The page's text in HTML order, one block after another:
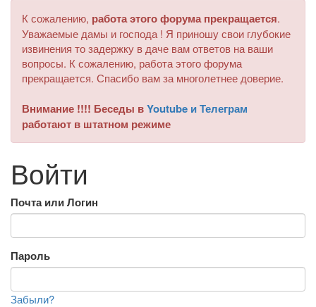
К сожалению, работа этого форума прекращается.
Уважаемые дамы и господа ! Я приношу свои глубокие
извинения то задержку в даче вам ответов на ваши
вопросы. К сожалению, работа этого форума
прекращается. Спасибо вам за многолетнее доверие.
Внимание !!!! Беседы вYoutube и Телеграм
работают в штатном режиме
Войти
Почта или Логин
Пароль
Забыли?